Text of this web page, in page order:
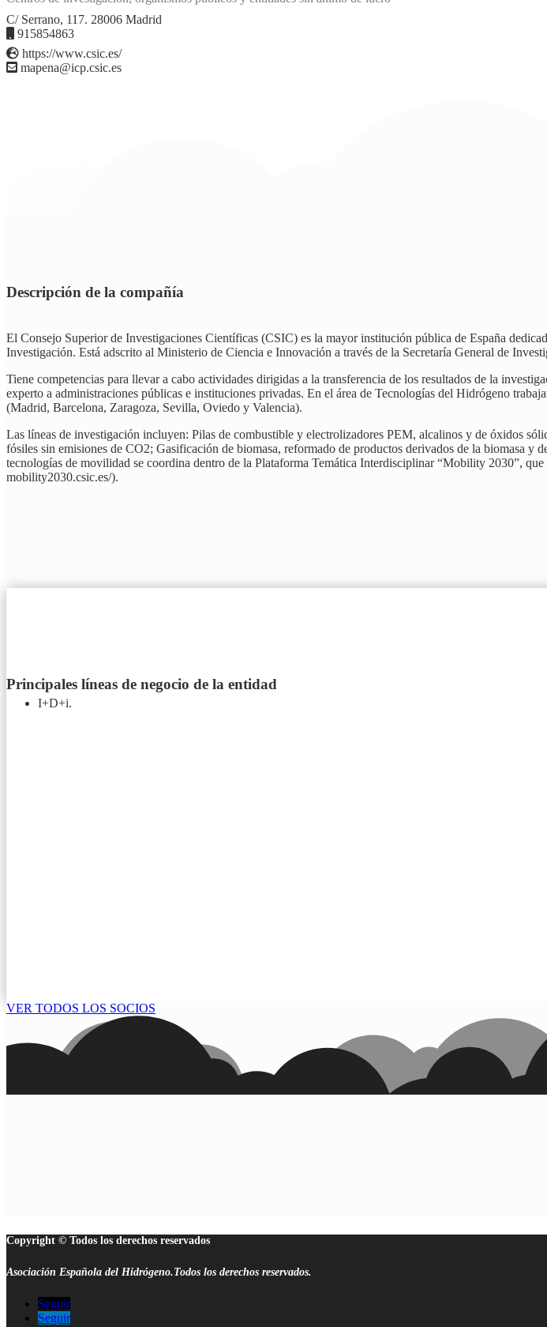
C/ Serrano, 117. 28006 Madrid
915854863
https://www.csic.es/
mapena@icp.csic.es
Descripción de la compañía
El Consejo Superior de Investigaciones Científicas (CSIC) es la mayor institución pública de España
Investigación. Está adscrito al Ministerio de Ciencia e Innovación a través de la Secretaría General de
Tiene competencias para llevar a cabo actividades dirigidas a la transferencia de los resultados de la
experto a administraciones públicas e instituciones privadas. En el área de Tecnologías del Hidrógeno
(Madrid, Barcelona, Zaragoza, Sevilla, Oviedo y Valencia).
Las líneas de investigación incluyen: Pilas de combustible y electrolizadores PEM, alcalinos y de óxidos
fósiles sin emisiones de CO2; Gasificación de biomasa, reformado de productos derivados de la biomasa
tecnologías de movilidad se coordina dentro de la Plataforma Temática Interdisciplinar “Mobility 2030”,
mobility2030.csic.es/).
Principales líneas de negocio de la entidad
I+D+i.
VER TODOS LOS SOCIOS
Copyright © Todos los derechos reservados
Asociación Española del Hidrógeno.Todos los derechos reservados.
Seguir
Seguir